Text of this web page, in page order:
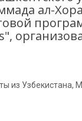
ал-
из Узбекистана,